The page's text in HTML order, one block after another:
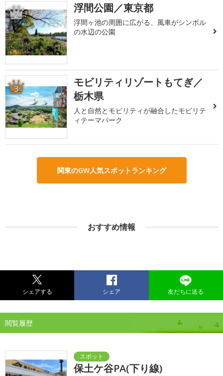
2 浮間公園／東京都
浮間ヶ池の周囲に広がる、風車がシンボル
の水辺の公園
3
モビリティリゾートもてぎ／
栃木県
人と自然とモビリティが融合したモビリテ
ィテーマパーク
関東のGW人気スポットランキング
おすすめ情報
シェアする シェア 友だちに送る
閲覧履歴
保土ケ谷PA(下り線)